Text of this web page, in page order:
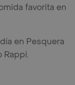
favorita en
en Pesquera
Rappi.